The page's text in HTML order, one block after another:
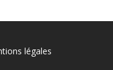
légales